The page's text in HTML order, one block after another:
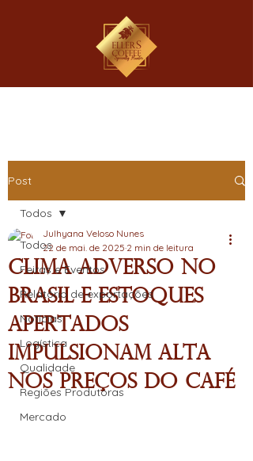
Post
Todos
Feiras e Eventos
Relatório de exportações
Notícias
Logística
Qualidade
Regiões Produtoras
Mercado
Todos
Clima Adverso no
Brasil e Estoques
Apertados
Impulsionam Alta
nos Preços do Café
Julhyana Veloso Nunes
22 de mai. de 2025 2 min de leitura